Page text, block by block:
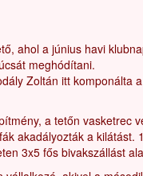
ahol a június havi
meghódítani.
Zoltán itt komponálta
a tetőn vasketrec
akadályozták a kilátást.
3x5 fős bivakszállást